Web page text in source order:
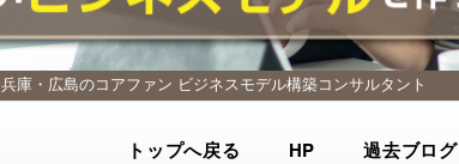
兵庫・広島のコアファン ビジネスモデル構築コンサルタント
トップへ戻る HP 過去ブログ